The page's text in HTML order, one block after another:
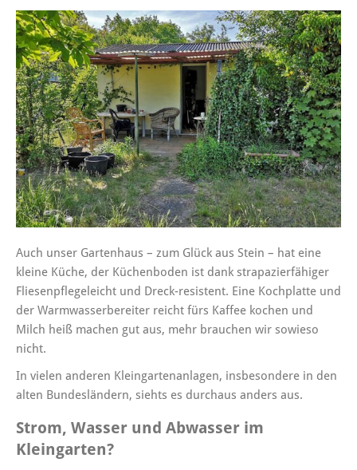
Auch unser Gartenhaus – zum Glück aus Stein – hat eine
kleine Küche, der Küchenboden ist dank strapazierfähiger
Fliesenpflegeleicht und Dreck-resistent. Eine Kochplatte und
der Warmwasserbereiter reicht fürs Kaffee kochen und
Milch heiß machen gut aus, mehr brauchen wir sowieso
nicht.
In vielen anderen Kleingartenanlagen, insbesondere in den
alten Bundesländern, siehts es durchaus anders aus.
Strom, Wasser und Abwasser im
Kleingarten?